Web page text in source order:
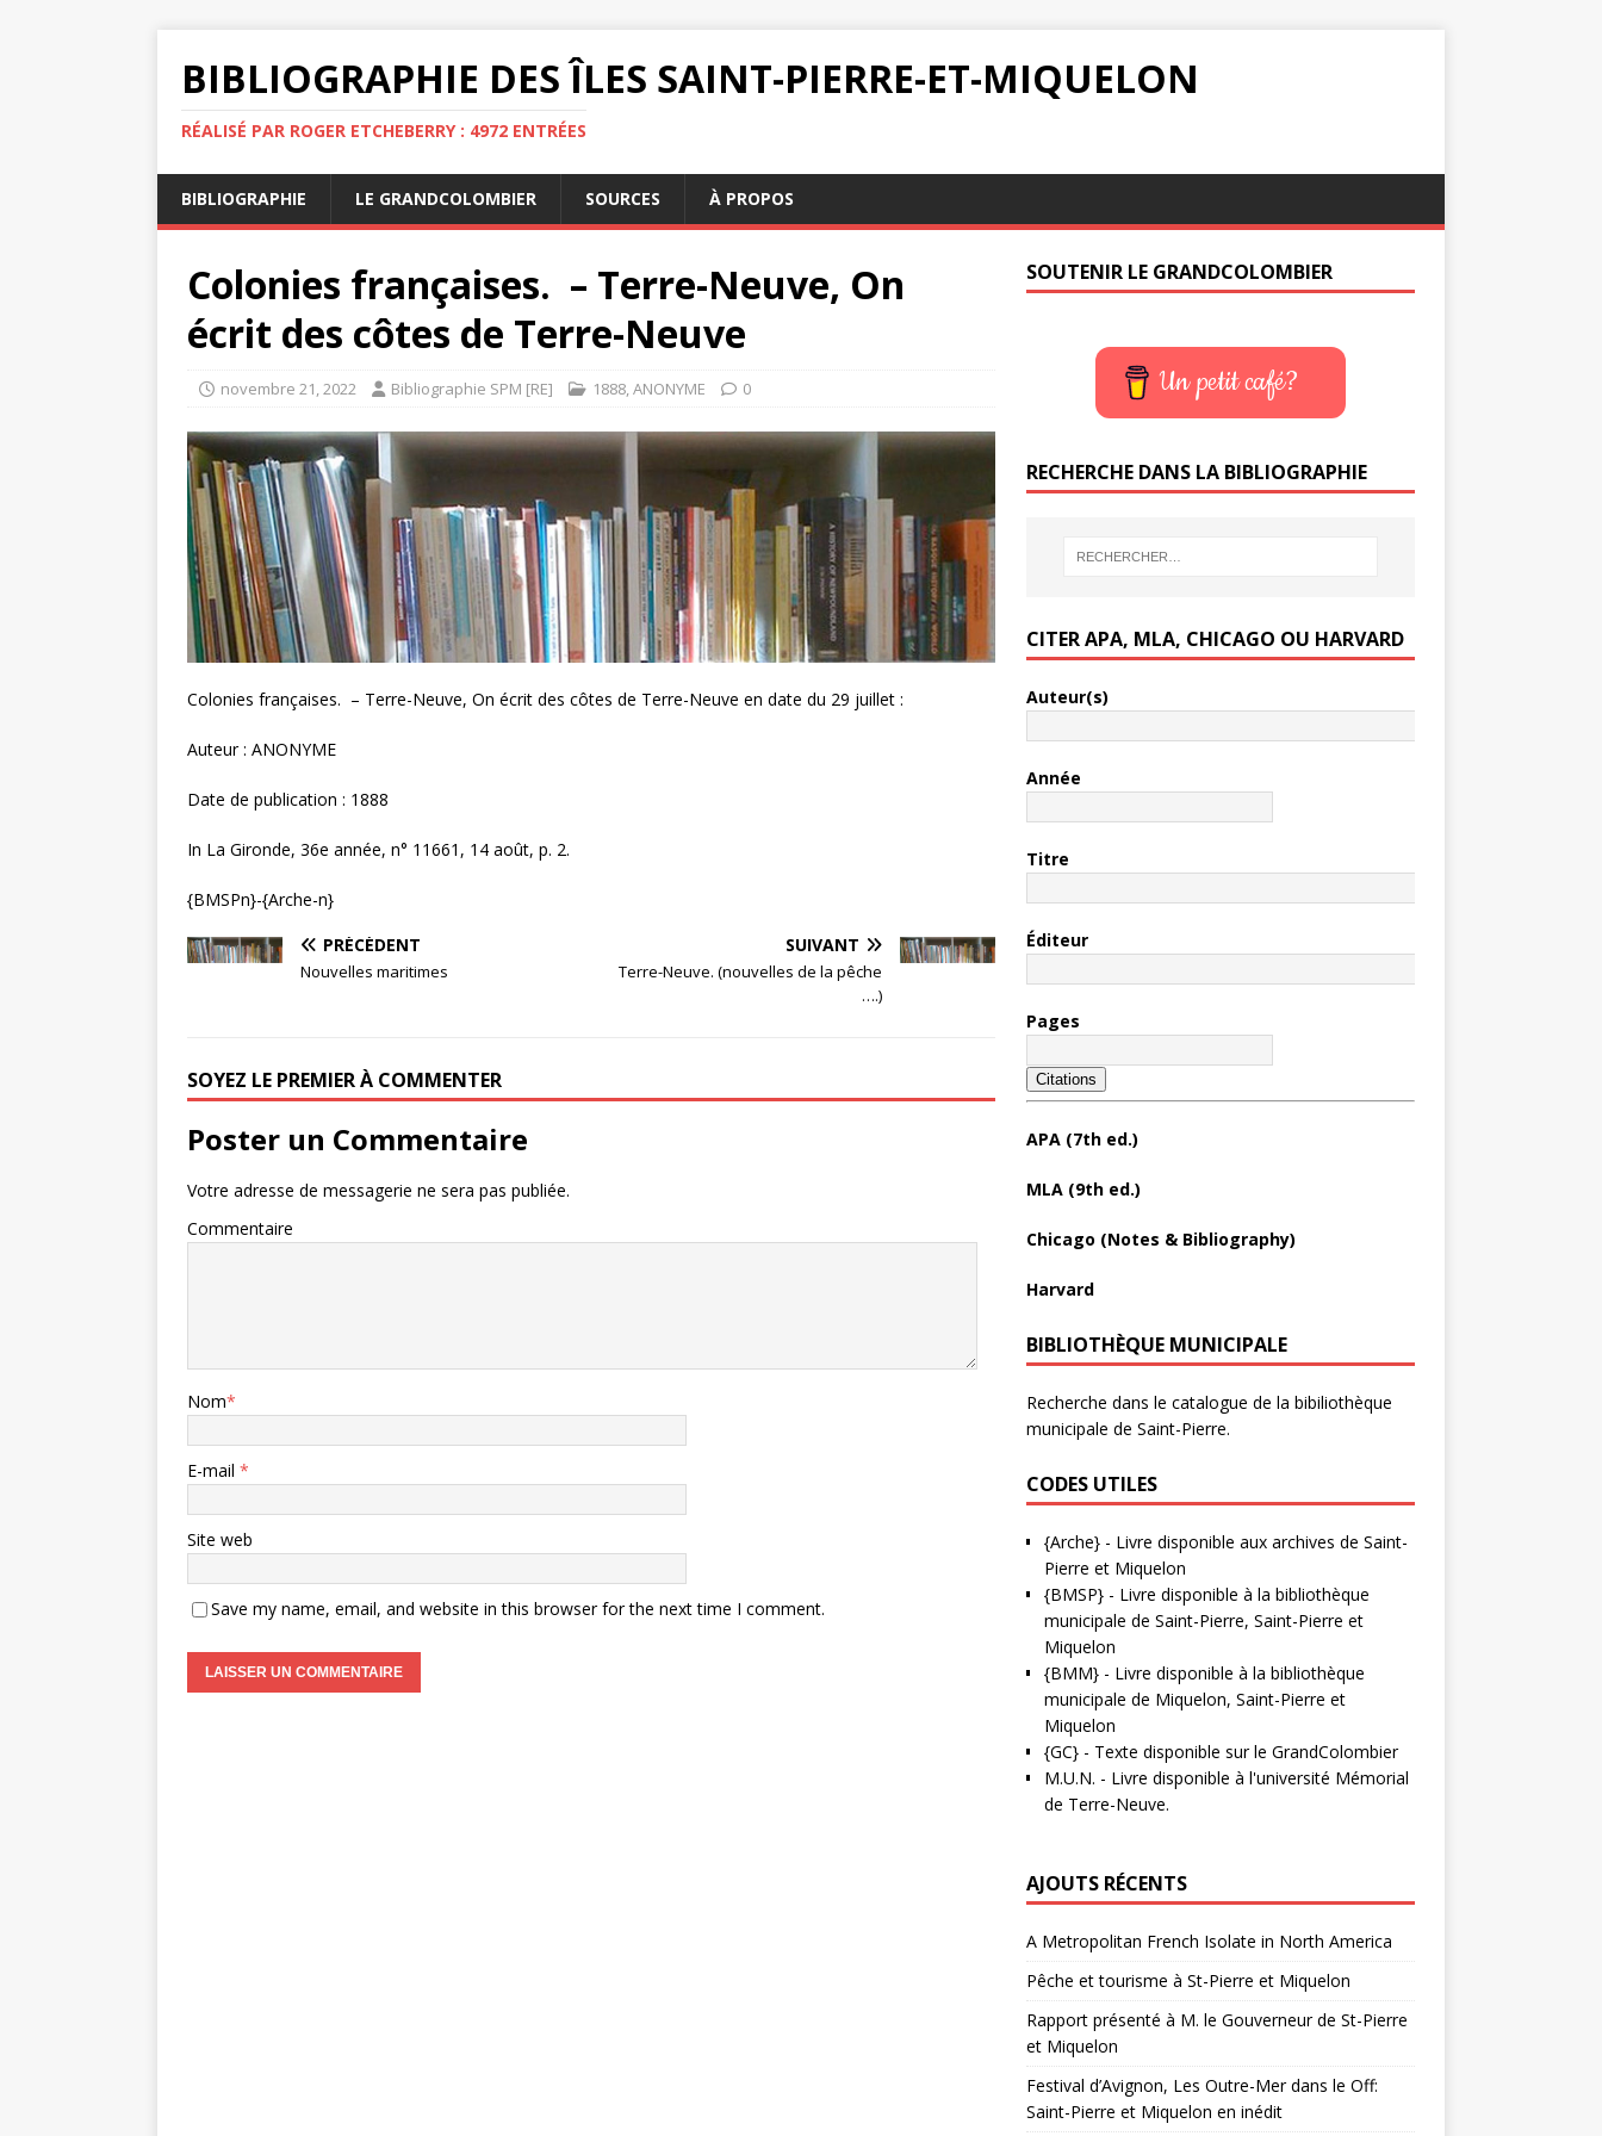
BIBLIOGRAPHIE DES ÎLES SAINT-PIERRE-ET-MIQUELON
RÉALISÉ PAR ROGER ETCHEBERRY : 4972 ENTRÉES
BIBLIOGRAPHIE LE GRANDCOLOMBIER SOURCES À PROPOS
Colonies françaises. – Terre-Neuve, On
écrit des côtes de Terre-Neuve
novembre 21, 2022 Bibliographie SPM [RE] 1888,ANONYME 0
Colonies françaises. – Terre-Neuve, On écrit des côtes de Terre-Neuve en date du 29 juillet :
Auteur : ANONYME
Date de publication : 1888
In La Gironde, 36e année, n° 11661, 14 août, p. 2.
{BMSPn}-{Arche-n}
PRÉCÉDENT
Nouvelles maritimes
SUIVANT
Terre-Neuve. (nouvelles de la pêche
….)
SOYEZ LE PREMIER À COMMENTER
Poster un Commentaire
Votre adresse de messagerie ne sera pas publiée.
Commentaire
Nom*
E-mail *
Site web
Save my name, email, and website in this browser for the next time I comment.
SOUTENIR LE GRANDCOLOMBIER
Un petit café?
RECHERCHE DANS LA BIBLIOGRAPHIE
CITER APA, MLA, CHICAGO OU HARVARD
Auteur(s)
Année
Titre
Éditeur
Pages
Citations
APA (7th ed.)
MLA (9th ed.)
Chicago (Notes & Bibliography)
Harvard
BIBLIOTHÈQUE MUNICIPALE
Recherche dans le catalogue de la bibiliothèque
municipale de Saint-Pierre.
CODES UTILES
{Arche}- Livre disponible aux archives de Saint-
Pierre et Miquelon
{BMSP}- Livre disponible à la bibliothèque
municipale de Saint-Pierre, Saint-Pierre et
Miquelon
{BMM}- Livre disponible à la bibliothèque
municipale de Miquelon, Saint-Pierre et
Miquelon
{GC}- Texte disponible sur le GrandColombier
M.U.N. - Livre disponible à l'université Mémorial
de Terre-Neuve.
AJOUTS RÉCENTS
A Metropolitan French Isolate in North America
Pêche et tourisme à St-Pierre et Miquelon
Rapport présenté à M. le Gouverneur de St-Pierre
et Miquelon
Festival d’Avignon, Les Outre-Mer dans le Off:
Saint-Pierre et Miquelon en inédit